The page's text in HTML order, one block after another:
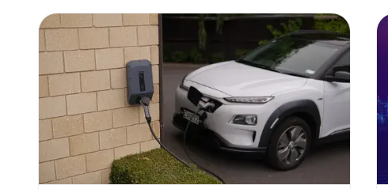
具，亦具備承接光線與精舍的造型美。其中「銀
杯子 櫻」是以真實櫻花為原型，將櫻花型態以純
銀表現的作品。透過複製自然形態，打造出能將
季節景致留與掌中的銀杯。上川氏表示，「將純
銀的表面視為一幅畫布，刻劃出酒液升起瞬間的
景致。」映照景色的——與山田翔太氏合作的聯
名酒器在與陶藝家・茶人山田翔太氏合作的聯名
酒器中，Joe Watanabe 提出在山田氏所製作的
握日本市場先機